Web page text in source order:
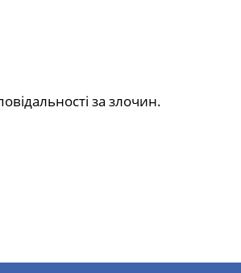
за злочин.